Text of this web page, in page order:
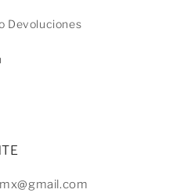
Devoluciones